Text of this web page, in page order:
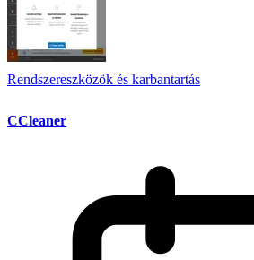
Rendszereszközök és karbantartás
CCleaner